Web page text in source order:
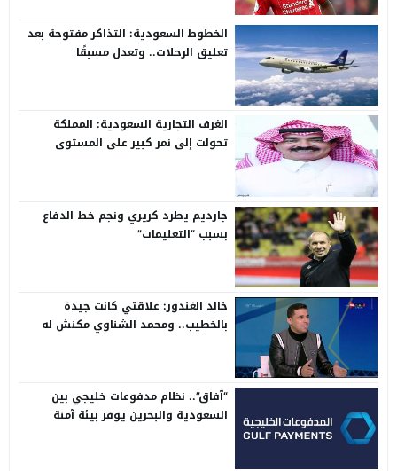
الخطوط السعودية: التذاكر مفتوحة بعد
تعليق الرحلات.. وتعدل مسبقًا
الغرف التجارية السعودية: المملكة
تحولت إلى نمر كبير على المستوى
جارديم يطرد كريري ونجم خط الدفاع
بسبب “التعليمات”
خالد الغندور: علاقتي كانت جيدة
بالخطيب.. ومحمد الشناوي مكنش له
“آفاق”.. نظام مدفوعات خليجي بين
السعودية والبحرين يوفر بيئة آمنة